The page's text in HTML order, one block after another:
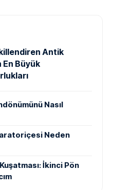
Antik
En Büyük
Nasıl
Neden
İkinci Pön